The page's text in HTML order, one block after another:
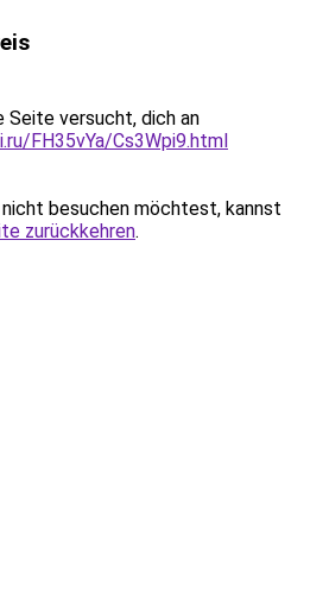
Seite versucht, dich an
FH35vYa/Cs3Wpi9.html
besuchen möchtest, kannst
zurückkehren.